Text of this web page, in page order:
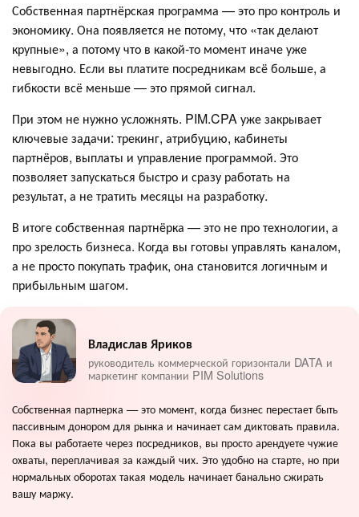
Собственная партнёрская программа — это про контроль и
экономику. Она появляется не потому, что «так делают
крупные», а потому что в какой‑то момент иначе уже
невыгодно. Если вы платите посредникам всё больше, а
гибкости всё меньше — это прямой сигнал.
При этом не нужно усложнять. PIM.CPA уже закрывает
ключевые задачи: трекинг, атрибуцию, кабинеты
партнёров, выплаты и управление программой. Это
позволяет запускаться быстро и сразу работать на
результат, а не тратить месяцы на разработку.
В итоге собственная партнёрка — это не про технологии, а
про зрелость бизнеса. Когда вы готовы управлять каналом,
а не просто покупать трафик, она становится логичным и
прибыльным шагом.
Владислав Яриков
руководитель коммерческой горизонтали DATA и
маркетинг компании PIM Solutions
Собственная партнерка — это момент, когда бизнес перестает быть
пассивным донором для рынка и начинает сам диктовать правила.
Пока вы работаете через посредников, вы просто арендуете чужие
охваты, переплачивая за каждый чих. Это удобно на старте, но при
нормальных оборотах такая модель начинает банально сжирать
вашу маржу.